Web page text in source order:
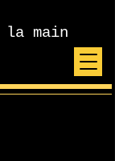
main